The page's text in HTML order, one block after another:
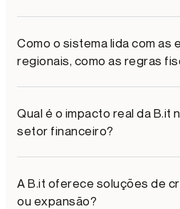
Como o sistema lida com as
regionais, como as regras
Qual é o impacto real da B.it
setor financeiro?
A B.it oferece soluções de
ou expansão?